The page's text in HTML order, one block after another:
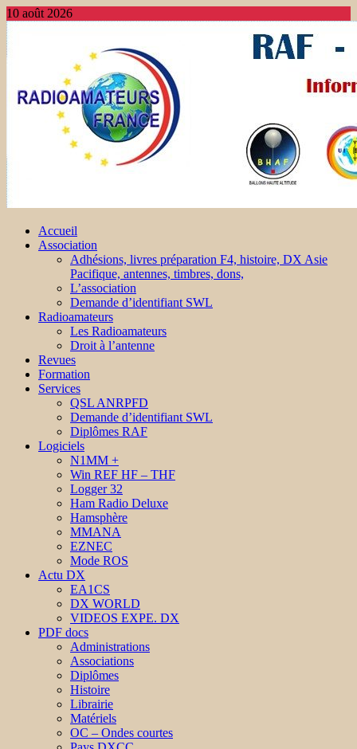
10 août 2026
Accueil
Association
Adhésions, livres préparation F4, histoire, DX Asie
Pacifique, antennes, timbres, dons,
L’association
Demande d’identifiant SWL
Radioamateurs
Les Radioamateurs
Droit à l’antenne
Revues
Formation
Services
QSL ANRPFD
Demande d’identifiant SWL
Diplômes RAF
Logiciels
N1MM +
Win REF HF – THF
Logger 32
Ham Radio Deluxe
Hamsphère
MMANA
EZNEC
Mode ROS
Actu DX
EA1CS
DX WORLD
VIDEOS EXPE. DX
PDF docs
Administrations
Associations
Diplômes
Histoire
Librairie
Matériels
OC – Ondes courtes